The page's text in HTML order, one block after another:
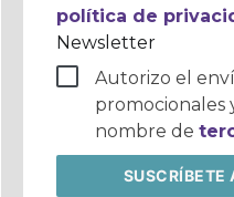
política de
Newsletter
Autorizo el
promocionales
nombre de
SUSCRÍBETE